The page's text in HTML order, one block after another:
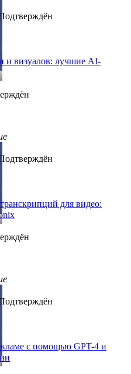
и визуалов: лучшие AI-
для видео:
с помощью GPT-4 и